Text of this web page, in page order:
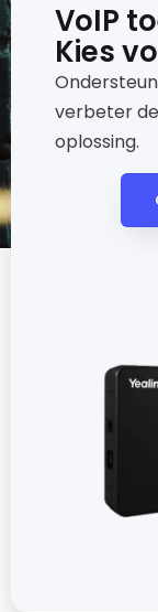
VoIP
Kies
verbeter
oplossing.